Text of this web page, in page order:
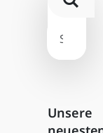
Unsere